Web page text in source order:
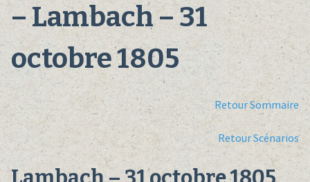
– Lambach – 31
octobre 1805
Retour Sommaire
Retour Scénarios